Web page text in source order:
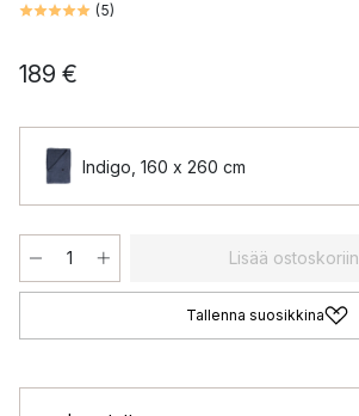
(5)
189 €
Indigo, 160 x 260 cm
Lisää ostoskoriin
Tallenna suosikkina